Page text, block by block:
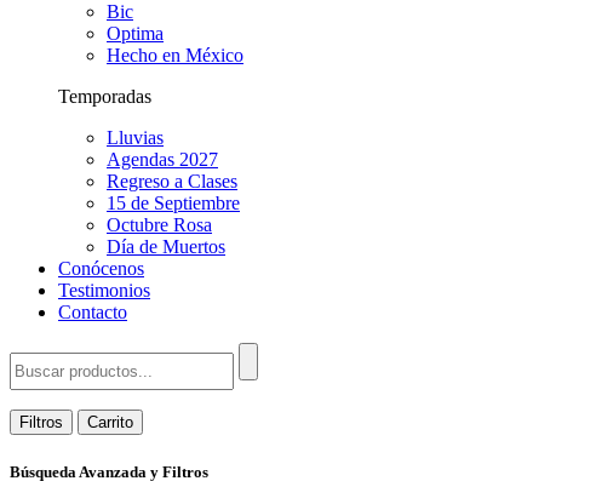
Bic
Optima
Hecho en México
Temporadas
Lluvias
Agendas 2027
Regreso a Clases
15 de Septiembre
Octubre Rosa
Día de Muertos
Conócenos
Testimonios
Contacto
Filtros Carrito
Búsqueda Avanzada y Filtros